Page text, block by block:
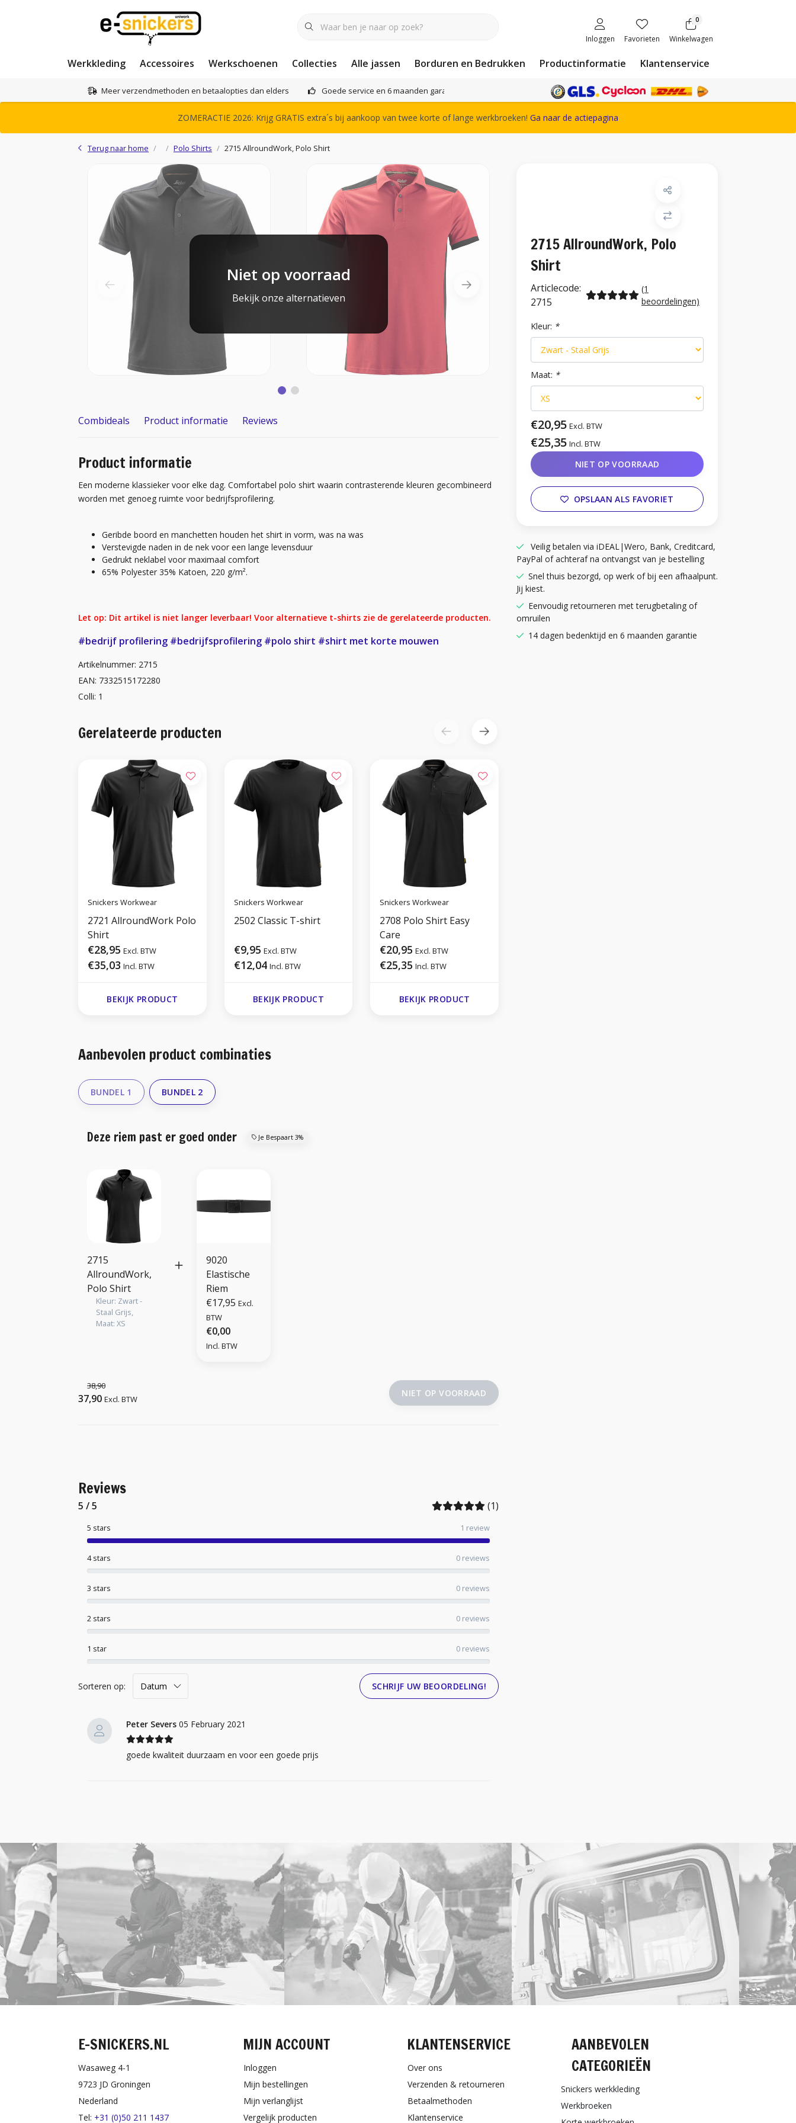
Inloggen Favorieten
0
Winkelwagen
Werkkleding Accessoires Werkschoenen Collecties Alle jassen Borduren en Bedrukken Productinformatie Klantenservice
Meer verzendmethoden en betaalopties dan elders Goede service en 6 maanden garantie Het complete Snickers Workwear assortiment
ZOMERACTIE 2026: Krijg GRATIS extra´s bij aankoop van twee korte of lange werkbroeken! Ga naar de actiepagina
Terug naar home Polo Shirts 2715 AllroundWork, Polo Shirt
2715 AllroundWork, Polo
Shirt
Articlecode:
2715
(1
beoordelingen)
Kleur: *
Maat: *
€20,95 Excl. BTW
€25,35 Incl. BTW
NIET OP VOORRAAD
OPSLAAN ALS FAVORIET
Veilig betalen via iDEAL|Wero, Bank, Creditcard,
PayPal of achteraf na ontvangst van je bestelling
Snel thuis bezorgd, op werk of bij een afhaalpunt.
Jij kiest.
Eenvoudig retourneren met terugbetaling of
omruilen
14 dagen bedenktijd en 6 maanden garantie
Niet op voorraad
Bekijk onze alternatieven
Combideals Product informatie Reviews
Product informatie
Een moderne klassieker voor elke dag. Comfortabel polo shirt waarin contrasterende kleuren gecombineerd
worden met genoeg ruimte voor bedrijfsprofilering.
Geribde boord en manchetten houden het shirt in vorm, was na was
Verstevigde naden in de nek voor een lange levensduur
Gedrukt neklabel voor maximaal comfort
65% Polyester 35% Katoen, 220 g/m².
Let op: Dit artikel is niet langer leverbaar! Voor alternatieve t-shirts zie de gerelateerde producten.
#bedrijf profilering #bedrijfsprofilering #polo shirt #shirt met korte mouwen
Artikelnummer: 2715
EAN: 7332515172280
Colli: 1
Gerelateerde producten
Snickers Workwear
2721 AllroundWork Polo
Shirt
€28,95 Excl. BTW
€35,03 Incl. BTW
BEKIJK PRODUCT
Snickers Workwear
2502 Classic T-shirt
€9,95 Excl. BTW
€12,04 Incl. BTW
BEKIJK PRODUCT
Snickers Workwear
2708 Polo Shirt Easy
Care
€20,95 Excl. BTW
€25,35 Incl. BTW
BEKIJK PRODUCT
Aanbevolen product combinaties
BUNDEL 1 BUNDEL 2
Deze riem past er goed onder Je Bespaart 3%
2715
AllroundWork,
Polo Shirt
Kleur: Zwart -
Staal Grijs,
Maat: XS
9020
Elastische
Riem
€17,95 Excl.
BTW
€0,00
Incl. BTW
38,90
37,90 Excl. BTW
NIET OP VOORRAAD
Reviews
5 / 5 (1)
1 star 0 reviews
2 stars 0 reviews
3 stars 0 reviews
4 stars 0 reviews
5 stars 1 review
Sorteren op: SCHRIJF UW BEOORDELING!
Peter Severs 05 February 2021
goede kwaliteit duurzaam en voor een goede prijs
E-SNICKERS.NL
Wasaweg 4-1
9723 JD Groningen
Nederland
Tel: +31 (0)50 211 1437
MIJN ACCOUNT
Inloggen
Mijn bestellingen
Mijn verlanglijst
Vergelijk producten
KLANTENSERVICE
Over ons
Verzenden & retourneren
Betaalmethoden
Klantenservice
AANBEVOLEN
CATEGORIEËN
Snickers werkkleding
Werkbroeken